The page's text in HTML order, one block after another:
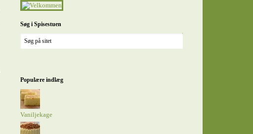
Søg i Spisestuen
Populære indlæg
Vaniljekage